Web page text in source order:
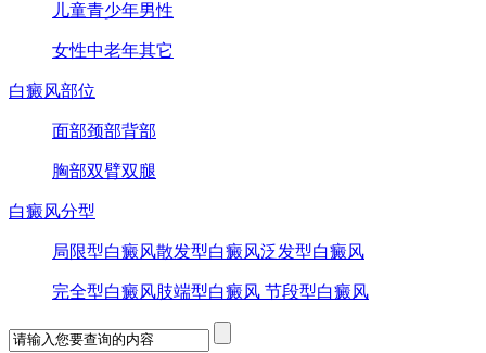
儿童青少年男性
女性中老年其它
白癜风部位
面部颈部背部
胸部双臂双腿
白癜风分型
局限型白癜风散发型白癜风泛发型白癜风
完全型白癜风肢端型白癜风 节段型白癜风